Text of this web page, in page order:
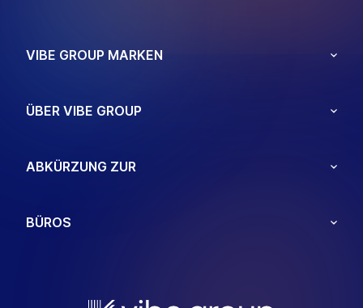
VIBE GROUP MARKEN
ÜBER VIBE GROUP
ABKÜRZUNG ZUR
BÜROS